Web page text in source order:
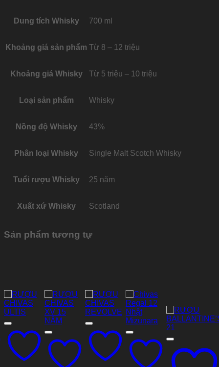
Dung tích Whisky 700 ml
Khoảng giá sản phẩm Từ 8 – 12 triệu
Khoảng giá Whisky Từ 5 triệu – 10 triệu
Loại sản phẩm Whisky
Nồng độ Whisky 43%
Phân loại Whisky Single Malt Scotch Whisky
Tuổi rượu Whisky 25 năm
Xuất xứ Whisky Scotland
Sản phẩm tương tự